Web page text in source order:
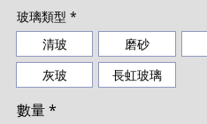
玻璃類型 *
清玻
磨砂
灰玻
長虹玻璃
數量*